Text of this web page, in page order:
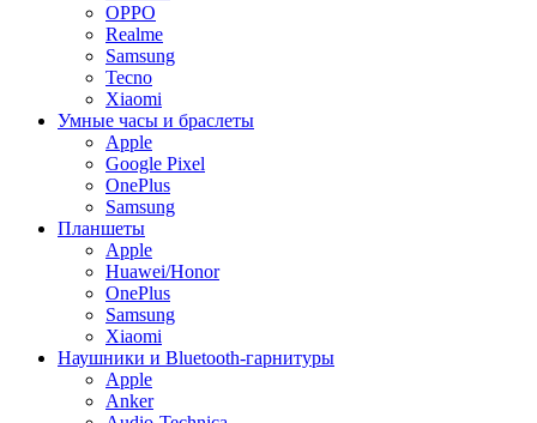
OPPO
Realme
Samsung
Tecno
Xiaomi
Умные часы и браслеты
Apple
Google Pixel
OnePlus
Samsung
Планшеты
Apple
Huawei/Honor
OnePlus
Samsung
Xiaomi
Наушники и Bluetooth-гарнитуры
Apple
Anker